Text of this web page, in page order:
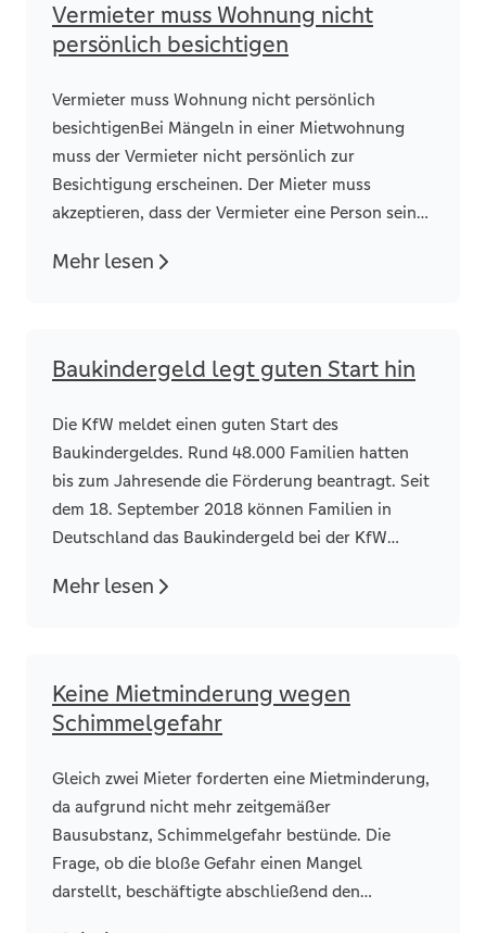
Vermieter muss Wohnung nicht
persönlich besichtigen
Vermieter muss Wohnung nicht persönlich
besichtigenBei Mängeln in einer Mietwohnung
muss der Vermieter nicht persönlich zur
Besichtigung erscheinen. Der Mieter muss
akzeptieren, dass der Vermieter eine Person seiner
Mehr lesen
Baukindergeld legt guten Start hin
Die KfW meldet einen guten Start des
Baukindergeldes. Rund 48.000 Familien hatten
bis zum Jahresende die Förderung beantragt. Seit
dem 18. September 2018 können Familien in
Deutschland das Baukindergeld bei der KfW
Mehr lesen
Keine Mietminderung wegen
Schimmelgefahr
Gleich zwei Mieter forderten eine Mietminderung,
da aufgrund nicht mehr zeitgemäßer
Bausubstanz, Schimmelgefahr bestünde. Die
Frage, ob die bloße Gefahr einen Mangel
darstellt, beschäftigte abschließend den